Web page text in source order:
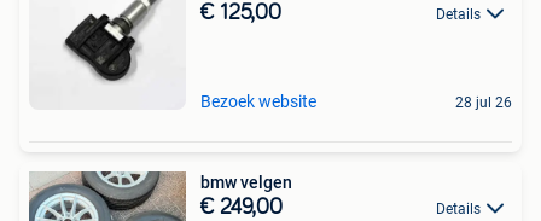
€ 125,00 Details
Bezoek website 28 jul 26
bmw velgen
€ 249,00 Details